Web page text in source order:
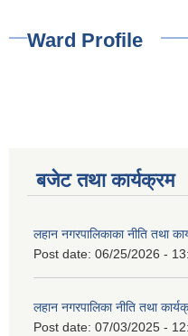
Ward Profile
बजेट तथा कार्यक्रम
लहान नगरपालिकाका नीति
Post date: 06/25/2026 -
लहान नगरपालिका नीति तथा
Post date: 07/03/2025 -